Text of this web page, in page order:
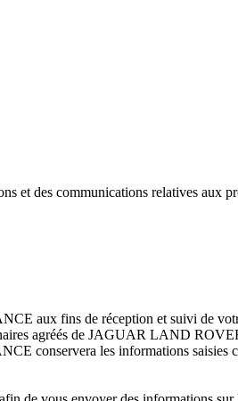
et des communications relatives aux
aux fins de réception et suivi de
agréés de JAGUAR LAND
conservera les informations saisies